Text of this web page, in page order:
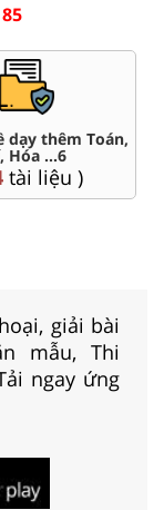
dạy thêm Toán,
Hóa ...6
tài liệu )
giải bài
mẫu, Thi
ngay ứng